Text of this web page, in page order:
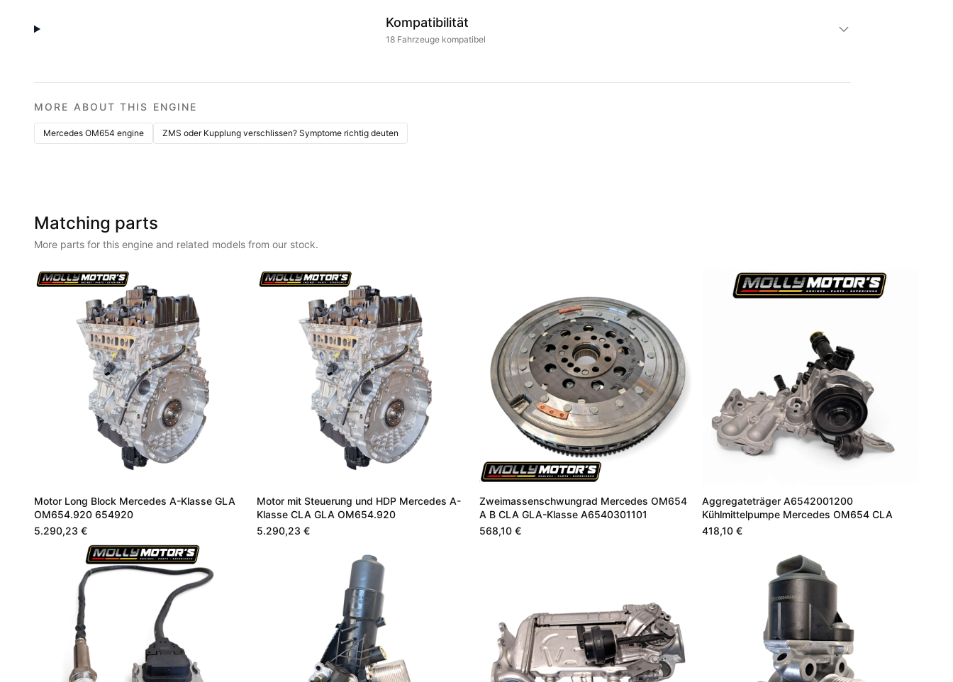
Kompatibilität
18 Fahrzeugekompatibel
MORE ABOUT THIS ENGINE
Mercedes OM654 engine ZMS oder Kupplung verschlissen? Symptome richtig deuten
Matching parts
More parts for this engine and related models from our stock.
Motor Long Block Mercedes A-Klasse GLA
OM654.920 654920
5.290,23 €
Motor mit Steuerung und HDP Mercedes A-
Klasse CLA GLA OM654.920
5.290,23 €
Zweimassenschwungrad Mercedes OM654
A B CLA GLA-Klasse A6540301101
568,10 €
Aggregateträger A6542001200
Kühlmittelpumpe Mercedes OM654 CLA
418,10 €